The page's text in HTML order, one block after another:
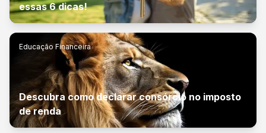
essas 6 dicas!
Educação Financeira
Descubra como declarar consórcio no imposto
de renda